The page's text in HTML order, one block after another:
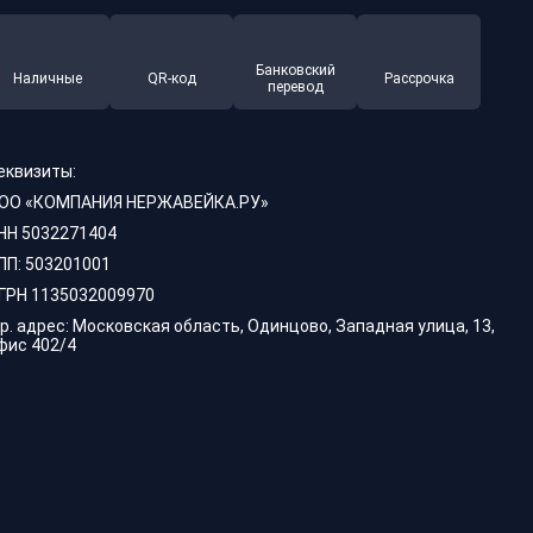
Наличные QR-код
Банковский
перевод
Рассрочка
«КОМПАНИЯ НЕРЖАВЕЙКА.РУ»
5032271404
503201001
1135032009970
адрес: Московская область, Одинцово, Западная улица, 13,
402/4